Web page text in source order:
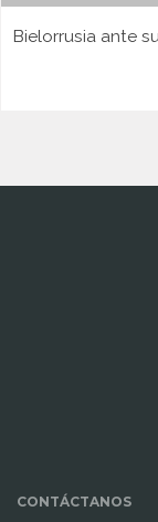
Bielorrusia ante
CONTÁCTANOS